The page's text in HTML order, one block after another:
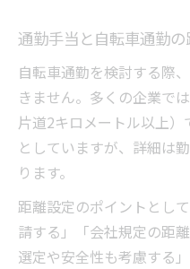
減
自転車通勤経
は
通勤距離による
距離別に見る自
夫
朝が快適になる
通勤手当と自転車通勤
自転車通勤を検討する際
きません。多くの企業で
片道2キロメートル以上
としていますが、詳細は
ります。
距離設定のポイントとし
請する」「会社規定の距
選定や安全性も考慮する